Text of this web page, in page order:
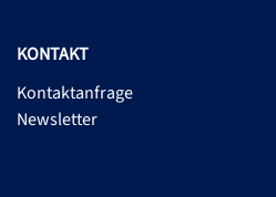
KONTAKT
Kontaktanfrage
Newsletter